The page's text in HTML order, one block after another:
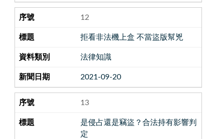
12
拒看非法機上盒 不當盜版幫兇
法律知識
2021-09-20
13
是侵占還是竊盜？合法持有影響判
定